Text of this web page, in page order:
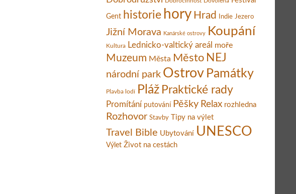
Gent historie hory Hrad Indie Jezero
Jižní Morava Kanárské ostrovy Koupání
Kultura Lednicko-valtický areál moře
Muzeum Města Město NEJ
národní park Ostrov Památky
Plavba lodí Pláž Praktické rady
Promítání putování Pěšky Relax rozhledna
Rozhovor Stavby Tipy na výlet
Travel Bible Ubytování UNESCO
Výlet Život na cestách